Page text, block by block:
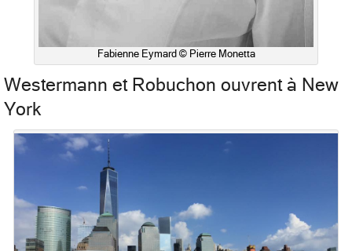
Fabienne Eymard © Pierre Monetta
Westermann et Robuchon ouvrent à New
York